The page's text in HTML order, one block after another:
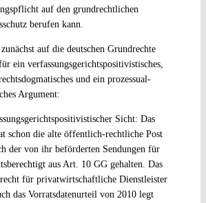
auf den grundrechtlichen
berufen kann.
auf die deutschen Grundrechte
ein verfassungsgerichtspositivistisches,
und ein prozessual-
Argument:
Sicht: Das
schon die alte öffentlich-rechtliche Post
der von ihr beförderten Sendungen für
aus Art. 10 GG gehalten. Das
recht für privatwirtschaftliche Dienstleister
das Vorratsdatenurteil von 2010 legt